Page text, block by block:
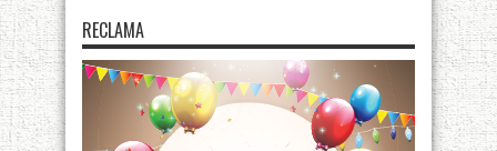
RECLAMA